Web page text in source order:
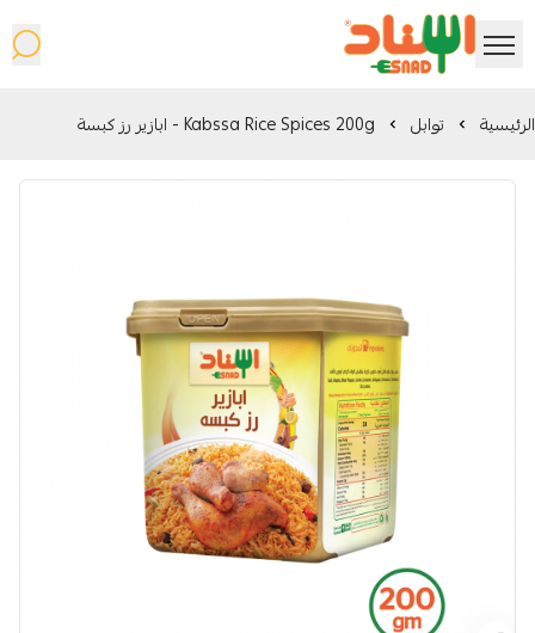
شركة اسناد المحدودة
الرئيسية توابل Kabssa Rice Spices 200g - ابازير رز كبسة